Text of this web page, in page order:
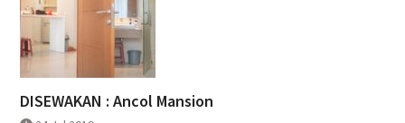
DISEWAKAN : Ancol Mansion